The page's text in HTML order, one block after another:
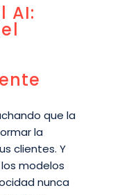
AI:
que la
la
clientes. Y
modelos
nunca